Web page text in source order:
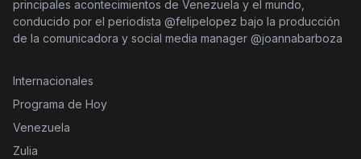
principales acontecimientos de Venezuela y el mundo,
conducido por el periodista @felipelopez bajo la producción
de la comunicadora y social media manager @joannabarboza
Internacionales
Programa de Hoy
Venezuela
Zulia